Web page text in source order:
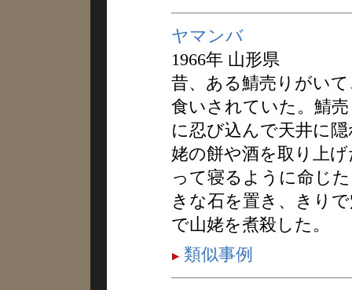
ヤマンバ
1966年 山形県
昔、ある鯖売りがい
食いされていた。鯖
に忍び込んで天井に
姥の餅や酒を取り上
って寝るように命じ
きな石を置き、きり
で山姥を煮殺した。
類似事例